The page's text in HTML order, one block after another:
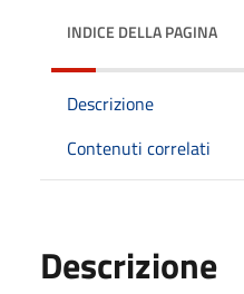
INDICE DELLA PAGINA
Descrizione
Contenuti correlati
Descrizione